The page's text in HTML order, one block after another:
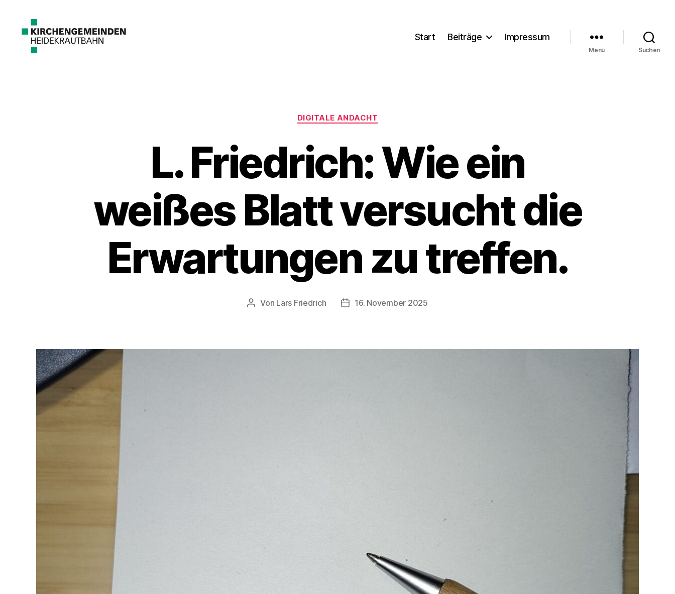
Start Beiträge Impressum
Menü Suchen
Kategorien
DIGITALE ANDACHT
L. Friedrich: Wie ein
weißes Blatt versucht die
Erwartungen zu treffen.
Beitragsautor
Von Lars Friedrich Veröffentlichungsdatum
16. November 2025